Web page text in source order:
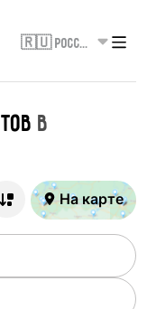
🇷🇺 Россия
в
На карте